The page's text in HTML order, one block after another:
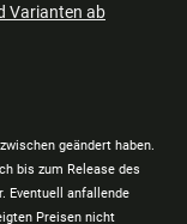
Varianten ab
geändert haben.
bis zum Release des
Eventuell anfallende
Preisen nicht